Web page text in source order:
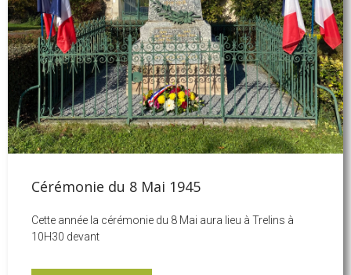
Cérémonie du 8 Mai 1945
Cette année la cérémonie du 8 Mai aura lieu à Trelins à
10H30 devant